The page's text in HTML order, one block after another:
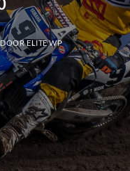
DOORELITE WP